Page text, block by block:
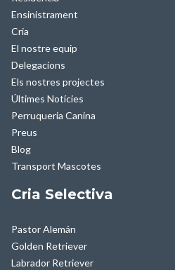
Ensinistrament
Cria
El nostre equip
Delegacions
Els nostres projectes
Últimes Notícies
Perruqueria Canina
Preus
Blog
Transport Mascotes
Cria Selectiva
Pastor Alemán
Golden Retriever
Labrador Retriever